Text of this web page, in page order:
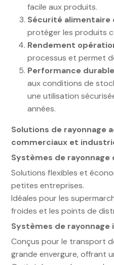
facile aux produits.
Sécurité alimentaire
protéger les produits
Rendement
processus et permet
Performance
aux conditions de
une utilisation
années.
Solutions de rayonnage
commerciaux et
Systèmes de rayonnage
Solutions flexibles et
petites entreprises.
Idéales pour les
froides et les points de
Systèmes de rayonnage
Conçus pour le transport
grande envergure, offrant